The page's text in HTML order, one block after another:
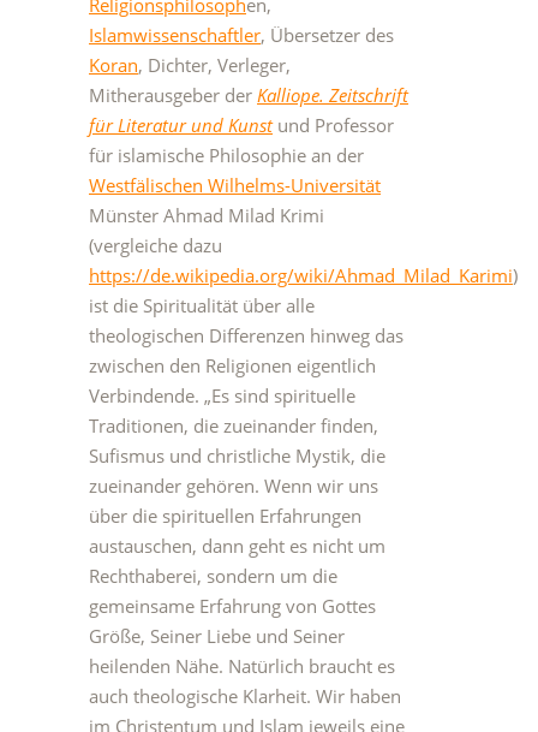
Religionsphilosophen,
Islamwissenschaftler, Übersetzer des
Koran, Dichter, Verleger,
Mitherausgeber der Kalliope. Zeitschrift
für Literatur und Kunstund Professor
für islamische Philosophie an der
Westfälischen Wilhelms-Universität
Münster Ahmad Milad Krimi
(vergleiche dazu
https://de.wikipedia.org/wiki/Ahmad_Milad_Karimi)
ist die Spiritualität über alle
theologischen Differenzen hinweg das
zwischen den Religionen eigentlich
Verbindende. „Es sind spirituelle
Traditionen, die zueinander finden,
Sufismus und christliche Mystik, die
zueinander gehören. Wenn wir uns
über die spirituellen Erfahrungen
austauschen, dann geht es nicht um
Rechthaberei, sondern um die
gemeinsame Erfahrung von Gottes
Größe, Seiner Liebe und Seiner
heilenden Nähe. Natürlich braucht es
auch theologische Klarheit. Wir haben
im Christentum und Islam jeweils eine